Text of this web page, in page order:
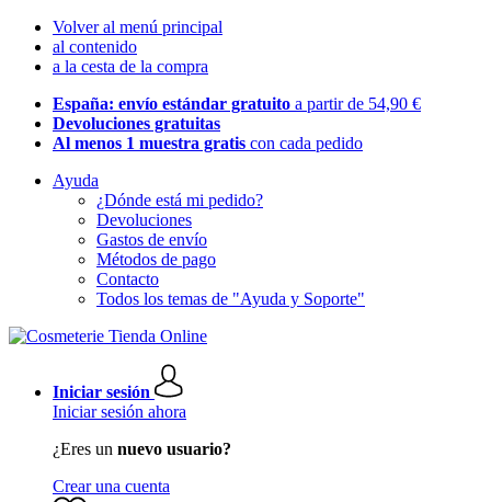
Volver al menú principal
al contenido
a la cesta de la compra
España: envío estándar gratuito a partir de 54,90 €
Devoluciones gratuitas
Al menos 1 muestra gratis con cada pedido
Ayuda
¿Dónde está mi pedido?
Devoluciones
Gastos de envío
Métodos de pago
Contacto
Todos los temas de "Ayuda y Soporte"
Iniciar sesión
Iniciar sesión ahora
¿Eres un nuevo usuario?
Crear una cuenta